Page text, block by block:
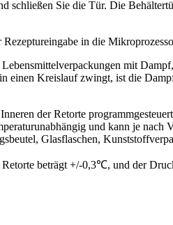
schließen Sie die Tür. Die
in die
mit
einen Kreislauf zwingt, ist die
der Retorte
und kann je
Glasflaschen,
beträgt +/-0,3℃, und der